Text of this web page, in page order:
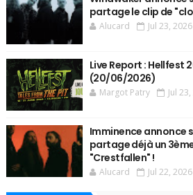
partage le clip de
Alucard Jul 23, 2026
Live Report : Hellfest
(20/06/2026)
Margot Patry Jul
Imminence annonce
partage déjà un
"Crestfallen" !
Alucard Jul 22, 2026